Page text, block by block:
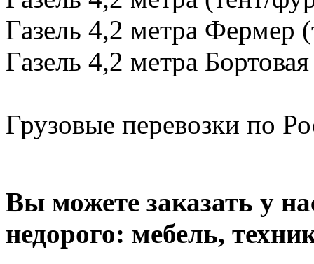
Газель 4,2 метра Фермер
Газель 4,2 метра
Грузовые перевозки по
Вы можете заказать у
недорого: мебель,